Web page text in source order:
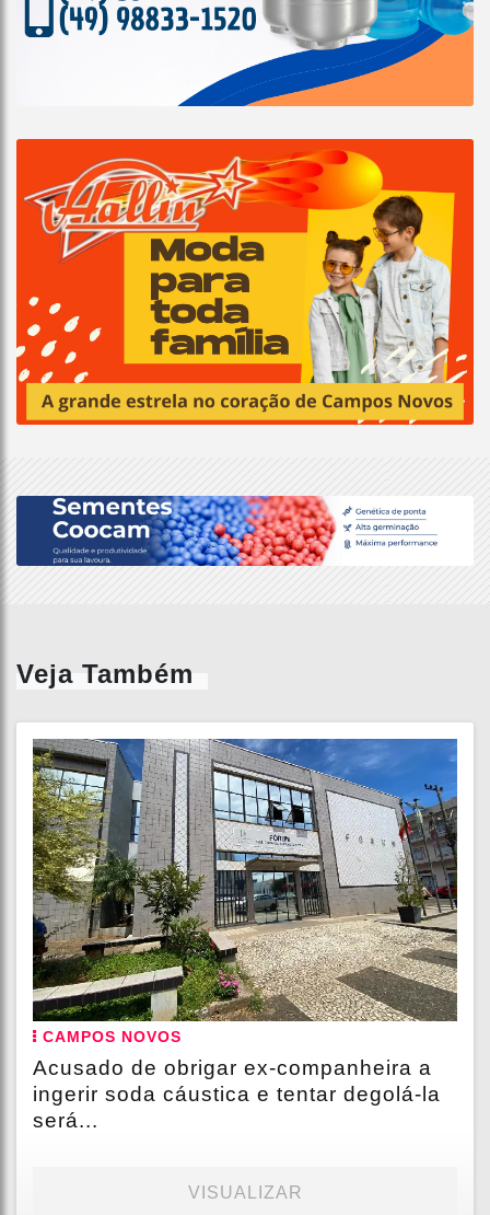
Veja Também
CAMPOS NOVOS
Acusado de obrigar ex-companheira a
ingerir soda cáustica e tentar degolá-la
será...
VISUALIZAR